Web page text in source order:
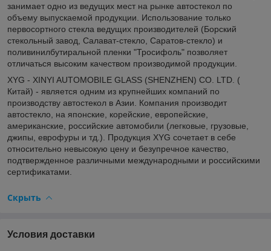
занимает одно из ведущих мест на рынке автостекол по
объему выпускаемой продукции. Использование только
первосортного стекла ведущих производителей (Борский
стекольный завод, Салават-стекло, Саратов-стекло) и
поливинилбутиральной пленки "Тросифоль" позволяет
отличаться высоким качеством производимой продукции.
XYG - XINYI AUTOMOBILE GLASS (SHENZHEN) CO. LTD. (
Китай) - является одним из крупнейших компаний по
производству автостекол в Азии. Компания производит
автостекло, на японские, корейские, европейские,
американские, российские автомобили (легковые, грузовые,
джипы, еврофуры и тд.). Продукция XYG сочетает в себе
относительно невысокую цену и безупречное качество,
подтвержденное различными международными и российскими
сертификатами.
Скрыть
Условия доставки